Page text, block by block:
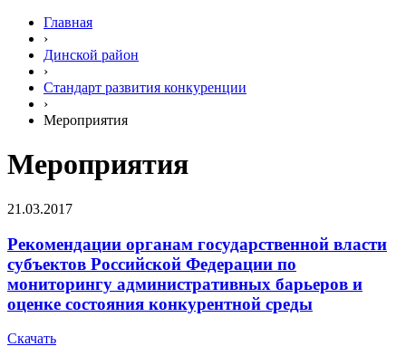
Главная
›
Динской район
›
Стандарт развития конкуренции
›
Мероприятия
Мероприятия
21.03.2017
Рекомендации органам государственной власти
субъектов Российской Федерации по
мониторингу административных барьеров и
оценке состояния конкурентной среды
Скачать